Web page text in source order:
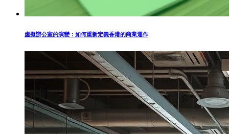
虛擬辦公室的演變：如何重新定義香港的商業運作